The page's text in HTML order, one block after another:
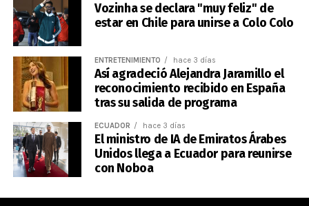
Vozinha se declara "muy feliz" de
estar en Chile para unirse a Colo Colo
ENTRETENIMIENTO hace 3 días
Así agradeció Alejandra Jaramillo el
reconocimiento recibido en España
tras su salida de programa
ECUADOR hace 3 días
El ministro de IA de Emiratos Árabes
Unidos llega a Ecuador para reunirse
con Noboa